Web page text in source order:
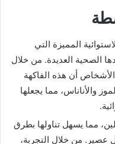
المميزة التي
الصحية العديدة. من خلال
أن هذه الفاكهة
والأناناس، مما يجعلها
مما يسهل تناولها بطرق
من خلال التجربة،